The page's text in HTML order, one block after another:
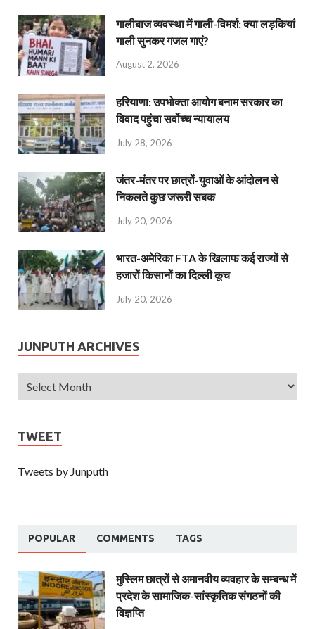
गालीबाज व्‍यवस्‍था में गाली-विमर्श: क्या लड़कियां
गाली सुनकर गजल गाएं?
August 2, 2026
हरियाणा: उपभोक्ता आयोग बनाम सरकार का
विवाद पहुंचा सर्वोच्च न्यायालय
July 28, 2026
जंतर-मंतर पर छात्रों-युवाओं के आंदोलन से
निकलते कुछ जरूरी सबक
July 20, 2026
भारत-अमेरिका FTA के खिलाफ कई राज्यों से
हजारों किसानों का दिल्ली कूच
July 20, 2026
JUNPUTH ARCHIVES
TWEET
Tweets by Junputh
POPULAR COMMENTS TAGS
मुस्लिम छात्रों से अमानवीय व्यवहार के सम्बन्ध में
प्रदेश के सामाजिक-सांस्कृतिक संगठनों की
विज्ञप्ति